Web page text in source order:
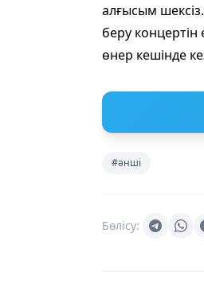
алғысым
беру
өнер кешінде
#әнші
Бөлісу: